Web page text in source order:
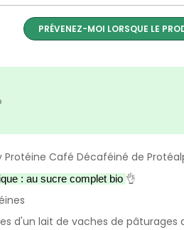
PRÉVENEZ-MOI LORSQUE LE
Protéine Café Décaféiné de
: au sucre complet bio 👌
d'un lait de vaches de pâturages